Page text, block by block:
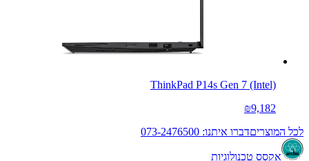
ThinkPad P14s Gen 7 (Intel)
₪9,182
לכל המוצריםדברו איתנו: 073-2476500
אקסס טכנולוגיות